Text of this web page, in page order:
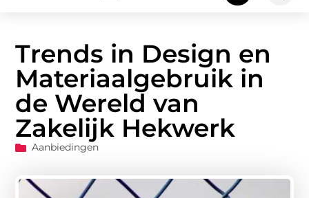
Trends in Design en
Materiaalgebruik in
de Wereld van
Zakelijk Hekwerk
Aanbiedingen